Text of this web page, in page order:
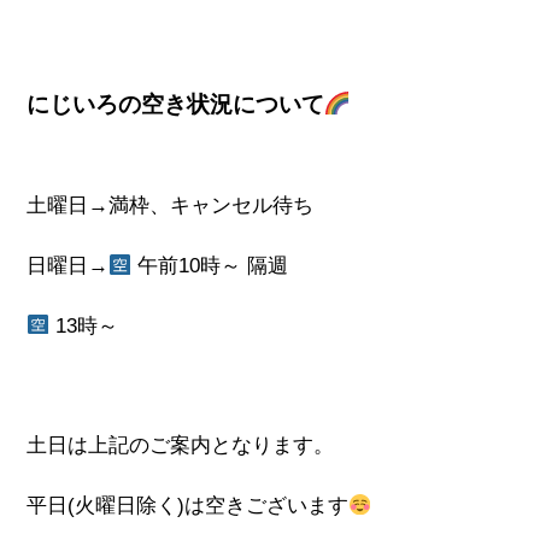
にじいろの空き状況について
土曜日→満枠、キャンセル待ち
日曜日→ 午前10時～ 隔週
13時～
土日は上記のご案内となります。
平日(火曜日除く)は空きございます